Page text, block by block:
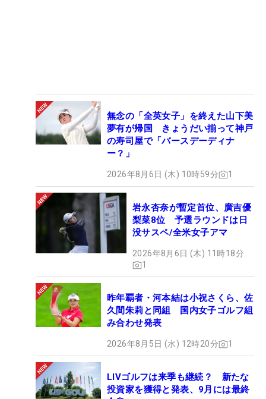
無念の「全英女子」を終えた山下美
夢有が帰国 きょうだい揃って神戸
の寿司屋で「バースデーディナ
ー？」
2026年8月6日 (木) 10時59分 1
岩永杏奈が暫定首位、廣吉優
梨菜8位 予選ラウンドは日
没サスペ/全米女子アマ
2026年8月6日 (木) 11時18分
1
昨年覇者・河本結は小祝さくら、佐
久間朱莉と同組 国内女子ゴルフ組
み合わせ発表
2026年8月5日 (水) 12時20分 1
LIVゴルフは来季も継続？ 新たな
投資家を獲得と発表、9月には最終